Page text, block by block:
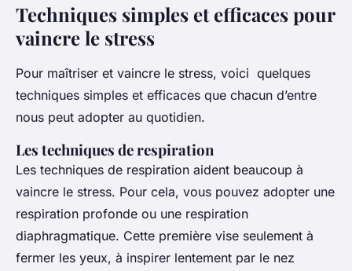
Techniques simples et efficaces pour
vaincre le stress
Pour maîtriser et vaincre le stress, voici quelques
techniques simples et efficaces que chacun d’entre
nous peut adopter au quotidien.
Les techniques de respiration
Les techniques de respiration aident beaucoup à
vaincre le stress. Pour cela, vous pouvez adopter une
respiration profonde ou une respiration
diaphragmatique. Cette première vise seulement à
fermer les yeux, à inspirer lentement par le nez